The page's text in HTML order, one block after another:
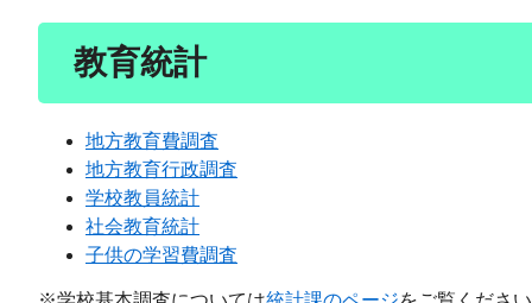
教育統計
地方教育費調査
地方教育行政調査
学校教員統計
社会教育統計
子供の学習費調査